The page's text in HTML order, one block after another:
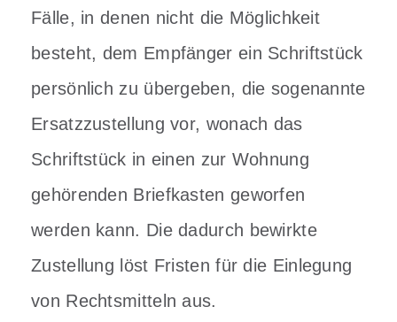
Fälle, in denen nicht die Möglichkeit
besteht, dem Empfänger ein Schriftstück
persönlich zu übergeben, die sogenannte
Ersatzzustellung vor, wonach das
Schriftstück in einen zur Wohnung
gehörenden Briefkasten geworfen
werden kann. Die dadurch bewirkte
Zustellung löst Fristen für die Einlegung
von Rechtsmitteln aus.